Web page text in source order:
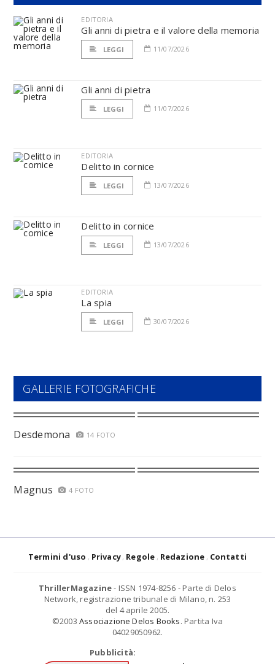
EDITORIA
Gli anni di pietra e il valore della memoria
LEGGI 11/07/2026
Gli anni di pietra
LEGGI 11/07/2026
EDITORIA
Delitto in cornice
LEGGI 13/07/2026
Delitto in cornice
LEGGI 13/07/2026
EDITORIA
La spia
LEGGI 30/07/2026
GALLERIE FOTOGRAFICHE
Desdemona 14 FOTO
Magnus 4 FOTO
Termini d'uso Privacy Regole Redazione Contatti
ThrillerMagazine- ISSN 1974-8256 - Parte di Delos
Network, registrazione tribunale di Milano, n. 253
del 4 aprile 2005.
©2003 Associazione Delos Books. Partita Iva
04029050962.
Pubblicità: